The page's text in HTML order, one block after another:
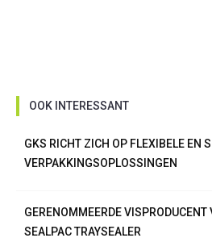
OOK INTERESSANT
GKS RICHT ZICH OP FLEXIBELE EN
VERPAKKINGSOPLOSSINGEN
GERENOMMEERDE VISPRODUCENT
SEALPAC TRAYSEALER